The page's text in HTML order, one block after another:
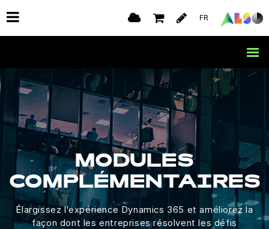
FR
MODULES
COMPLÉMENTAIRES
Élargissez l'expérience Dynamics 365 et améliorez la
façon dont les entreprises résolvent les défis